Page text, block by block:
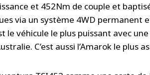
et 452Nm de couple et
via un système 4WD permanent
le véhicule le plus puissant avec
C’est aussi l’Amarok le plus